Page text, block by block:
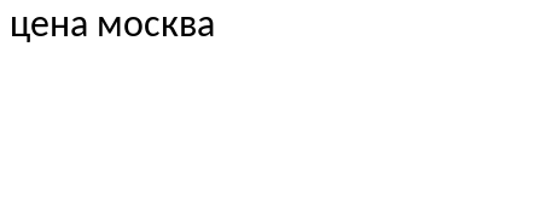
цена москва